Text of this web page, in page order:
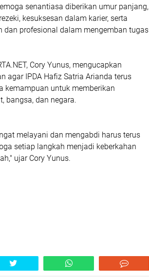
senantiasa diberikan umur panjang,
kesuksesan dalam karier, serta
dan profesional dalam mengemban tugas
Cory Yunus, mengucapkan
agar IPDA Hafiz Satria Arianda terus
kemampuan untuk memberikan
bangsa, dan negara.
melayani dan mengabdi harus terus
setiap langkah menjadi keberkahan
ujar Cory Yunus.